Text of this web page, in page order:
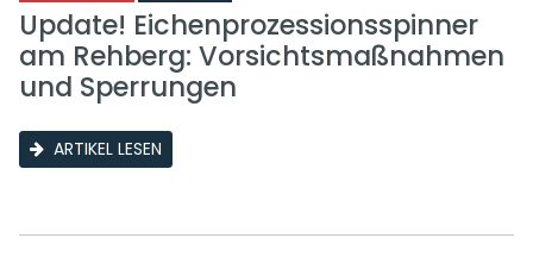
Update! Eichenprozessionsspinner
am Rehberg: Vorsichtsmaßnahmen
und Sperrungen
ARTIKEL LESEN